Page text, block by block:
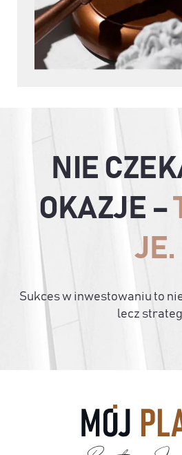
NIE
OKAZJE –
JE.
Sukces w inwestowaniu to
lecz